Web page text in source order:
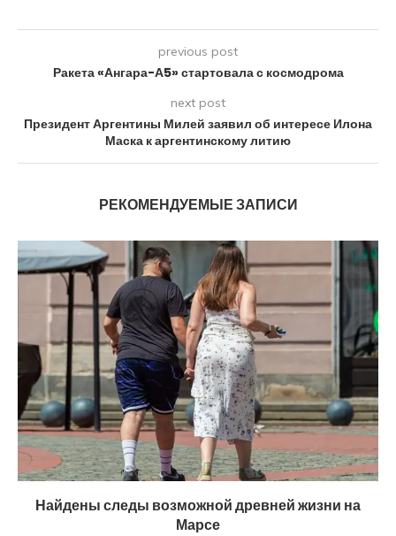
previous post
Ракета «Ангара-А5» стартовала с космодрома
next post
Президент Аргентины Милей заявил об интересе Илона
Маска к аргентинскому литию
РЕКОМЕНДУЕМЫЕ ЗАПИСИ
Найдены следы возможной древней жизни на
Марсе